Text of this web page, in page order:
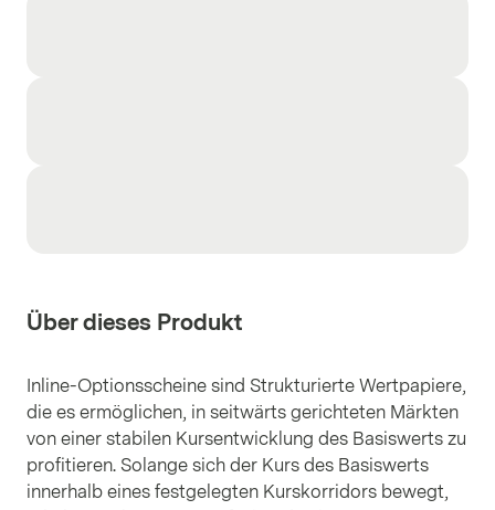
Über dieses Produkt
Inline-Optionsscheine sind Strukturierte Wertpapiere,
die es ermöglichen, in seitwärts gerichteten Märkten
von einer stabilen Kursentwicklung des Basiswerts zu
profitieren. Solange sich der Kurs des Basiswerts
innerhalb eines festgelegten Kurskorridors bewegt,